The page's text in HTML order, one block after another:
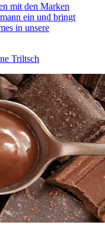
mit den Marken
ein und bringt
in unsere
Triltsch